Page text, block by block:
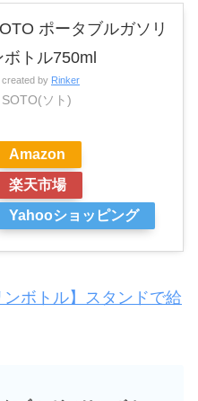
ポータブルガソリ
ボトル750ml
created by Rinker
SOTO(ソト)
Amazon
楽天市場
Yahooショッピング
ボトル】スタンドで給